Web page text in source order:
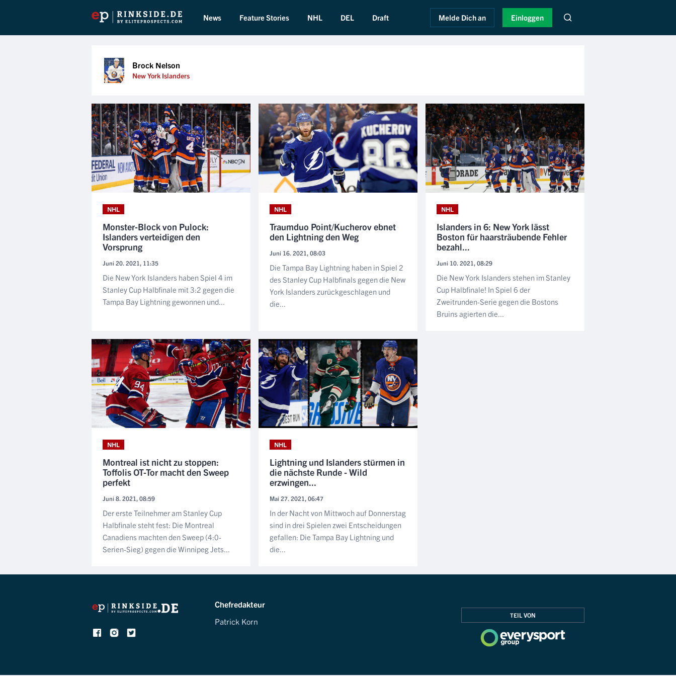
News Feature Stories NHL DEL Draft Melde Dich an Einloggen
Brock Nelson
New York Islanders
NHL
Monster-Block von Pulock:
Islanders verteidigen den
Vorsprung
Juni 20. 2021, 11:35
Die New York Islanders haben Spiel 4 im
Stanley Cup Halbfinale mit 3:2 gegen die
Tampa Bay Lightning gewonnen und...
NHL
Traumduo Point/Kucherov ebnet
den Lightning den Weg
Juni 16. 2021, 08:03
Die Tampa Bay Lightning haben in Spiel 2
des Stanley Cup Halbfinals gegen die New
York Islanders zurückgeschlagen und
die...
NHL
Islanders in 6: New York lässt
Boston für haarsträubende Fehler
bezahl...
Juni 10. 2021, 08:29
Die New York Islanders stehen im Stanley
Cup Halbfinale! In Spiel 6 der
Zweitrunden-Serie gegen die Bostons
Bruins agierten die...
NHL
Montreal ist nicht zu stoppen:
Toffolis OT-Tor macht den Sweep
perfekt
Juni 8. 2021, 08:59
Der erste Teilnehmer am Stanley Cup
Halbfinale steht fest: Die Montreal
Canadiens machten den Sweep (4:0-
Serien-Sieg) gegen die Winnipeg Jets...
NHL
Lightning und Islanders stürmen in
die nächste Runde - Wild
erzwingen...
Mai 27. 2021, 06:47
In der Nacht von Mittwoch auf Donnerstag
sind in drei Spielen zwei Entscheidungen
gefallen: Die Tampa Bay Lightning und
die...
Chefredakteur
Patrick Korn
TEIL VON